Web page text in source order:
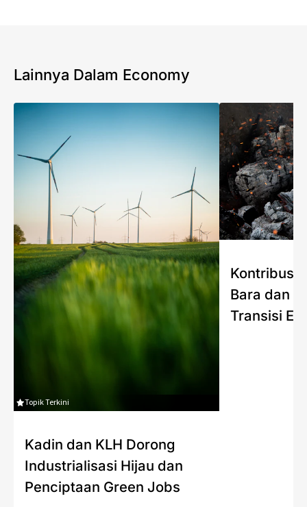
Lainnya Dalam Economy
Topik Terkini
Kadin dan KLH Dorong
Industrialisasi Hijau dan
Penciptaan Green Jobs
Kontribusi
Bara dan
Transisi